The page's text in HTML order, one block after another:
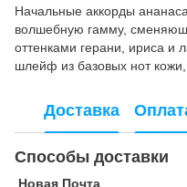
Начальные аккорды
волшебную гамму,
оттенками герани, ириса и
шлейф из базовых нот
Доставка
Способы доставки
Новая Почта